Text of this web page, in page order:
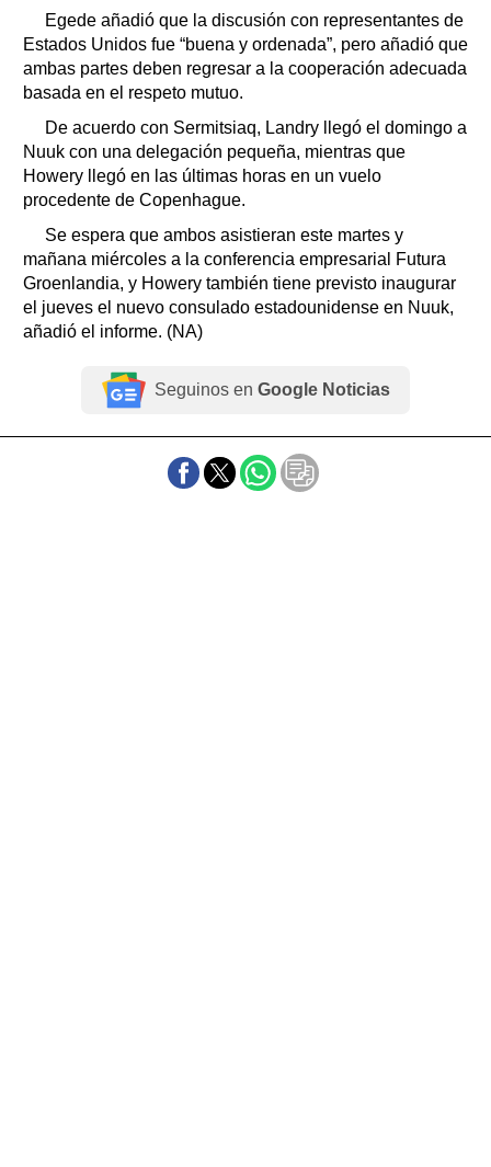
Egede añadió que la discusión con representantes de
Estados Unidos fue “buena y ordenada”, pero añadió que
ambas partes deben regresar a la cooperación adecuada
basada en el respeto mutuo.
De acuerdo con Sermitsiaq, Landry llegó el domingo a
Nuuk con una delegación pequeña, mientras que
Howery llegó en las últimas horas en un vuelo
procedente de Copenhague.
Se espera que ambos asistieran este martes y
mañana miércoles a la conferencia empresarial Futura
Groenlandia, y Howery también tiene previsto inaugurar
el jueves el nuevo consulado estadounidense en Nuuk,
añadió el informe. (NA)
Seguinos en Google Noticias